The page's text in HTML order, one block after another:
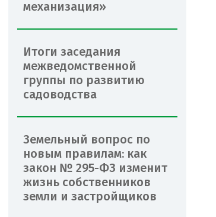
механизация»
Итоги заседания
межведомственной
группы по развитию
садоводства
Земельный вопрос по
новым правилам: как
закон № 295-ФЗ изменит
жизнь собственников
земли и застройщиков